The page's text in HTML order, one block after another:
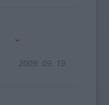
2009. 09. 19.